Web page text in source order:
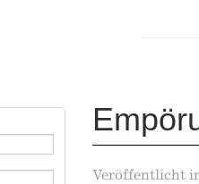
Veröffentlicht